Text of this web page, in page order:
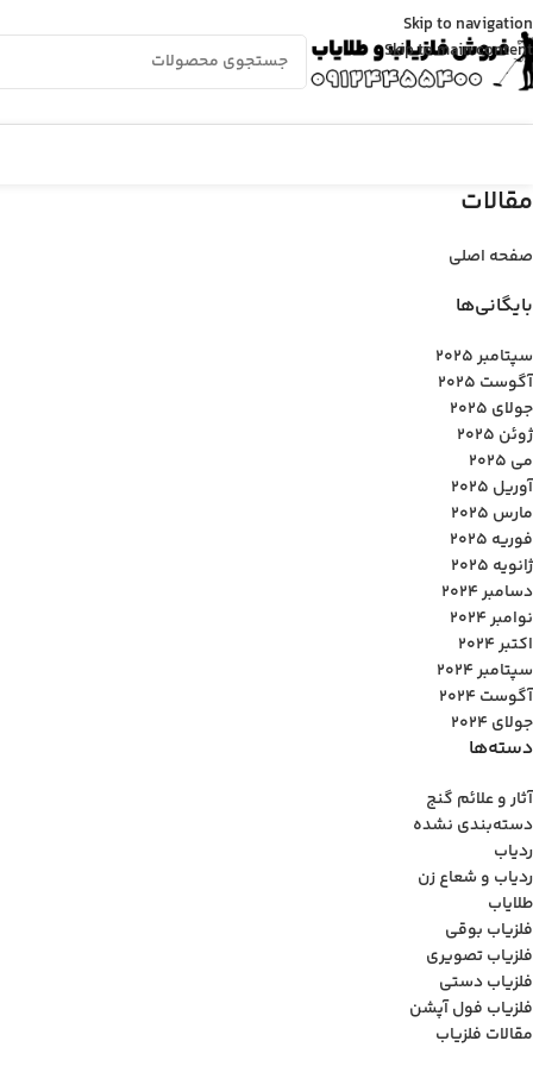
Skip to navigation
Skip to main content
مقالات
صفحه اصلی
بایگانی‌ها
سپتامبر 2025
آگوست 2025
جولای 2025
ژوئن 2025
می 2025
آوریل 2025
مارس 2025
فوریه 2025
ژانویه 2025
دسامبر 2024
نوامبر 2024
اکتبر 2024
سپتامبر 2024
آگوست 2024
جولای 2024
دسته‌ها
آثار و علائم گنج
دسته‌بندی نشده
ردیاب
ردیاب و شعاع زن
طلایاب
فلزیاب بوقی
فلزیاب تصویری
فلزیاب دستی
فلزیاب فول آپشن
مقالات فلزیاب